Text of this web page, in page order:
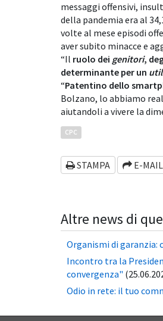
messaggi offensivi,
della pandemia era al
volte al mese episodi
aver subito minacce e
“Il ruolo dei genitori,
determinante per un
“Patentino dello
Bolzano, lo abbiamo
aiutandoli a vivere la
CPC
STAMPA E-MAIL
Altre news di
Organismi di garanzia:
Incontro tra la
convergenza"
Odio in rete: il tuo